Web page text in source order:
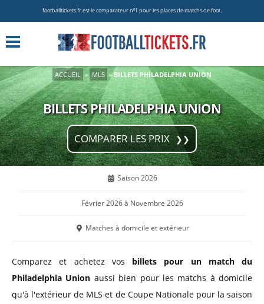
footballtickets.fr est le comparateur nº1 pour les places de matchs de foot.
ACCUEIL » MLS »BILLETS PHILADELPHIA UNION
BILLETS PHILADELPHIA UNION
COMPARER LES PRIX
Saison 2026
Février 2026 à Novembre 2026
Matches à domicile et extérieur
Comparez et achetez vos billets pour un match du
Philadelphia Union aussi bien pour les matchs à domicile
qu'à l'extérieur de MLS et de Coupe Nationale pour la saison